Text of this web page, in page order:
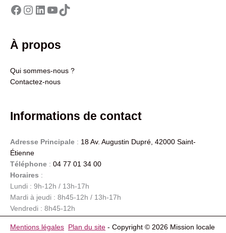
Facebook
Instagram
LinkedIn
YouTube
TikTok
À propos
Qui sommes-nous ?
Contactez-nous
Informations de contact
Adresse Principale : 18 Av. Augustin Dupré, 42000 Saint-
Étienne
Téléphone : 04 77 01 34 00
Horaires :
Lundi : 9h-12h / 13h-17h
Mardi à jeudi : 8h45-12h / 13h-17h
Vendredi : 8h45-12h
Mentions légales Plan du site - Copyright © 2026 Mission locale